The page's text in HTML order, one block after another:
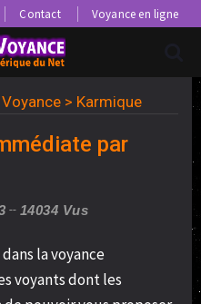
Contact Voyance en ligne
> Karmique
par
14034 Vus
la voyance
voyants dont les